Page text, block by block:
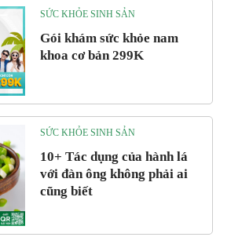
SỨC KHỎE SINH SẢN
Gói khám sức khỏe nam
khoa cơ bản 299K
SỨC KHỎE SINH SẢN
10+ Tác dụng của hành lá
với đàn ông không phải ai
cũng biết